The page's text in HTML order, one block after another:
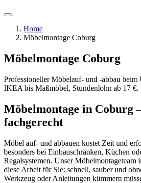
Home
Möbelmontage Coburg
Möbelmontage Coburg
Professioneller Möbelauf- und -abbau beim
IKEA bis Maßmöbel, Stundenlohn ab 17 €.
Möbelmontage in Coburg
fachgerecht
Möbel auf- und abbauen kostet Zeit und
besonders bei Einbauschränken, Küchen
Regalsystemen. Unser Möbelmontageteam
diese Arbeit für Sie: schnell, sauber und
Werkzeug oder Anleitungen kümmern